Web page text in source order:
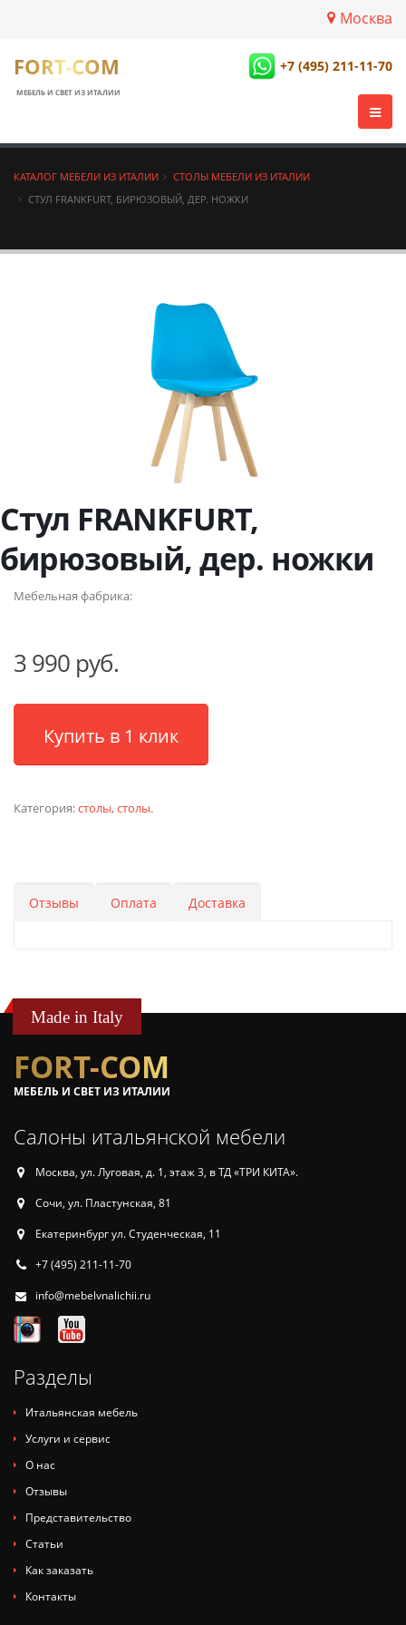
Москва
FORT-COM
МЕБЕЛЬ И СВЕТ ИЗ ИТАЛИИ
+7 (495) 211-11-70
КАТАЛОГ МЕБЕЛИ ИЗ ИТАЛИИ
СТОЛЫ МЕБЕЛИ ИЗ ИТАЛИИ
СТУЛ FRANKFURT, БИРЮЗОВЫЙ, ДЕР. НОЖКИ
Стул FRANKFURT,
бирюзовый, дер. ножки
Мебельная фабрика:
3 990 руб.
Купить в 1 клик
Категория:столы,столы.
Отзывы Оплата Доставка
Made in Italy
FORT-COM
МЕБЕЛЬ И СВЕТ ИЗ ИТАЛИИ
Салоны итальянской мебели
Москва, ул. Луговая, д. 1, этаж 3, в ТД «ТРИ КИТА».
Сочи, ул. Пластунская, 81
Екатеринбург ул. Студенческая, 11
+7 (495) 211-11-70
info@mebelvnalichii.ru
Разделы
Итальянская мебель
Услуги и сервис
О нас
Отзывы
Представительство
Статьи
Как заказать
Контакты